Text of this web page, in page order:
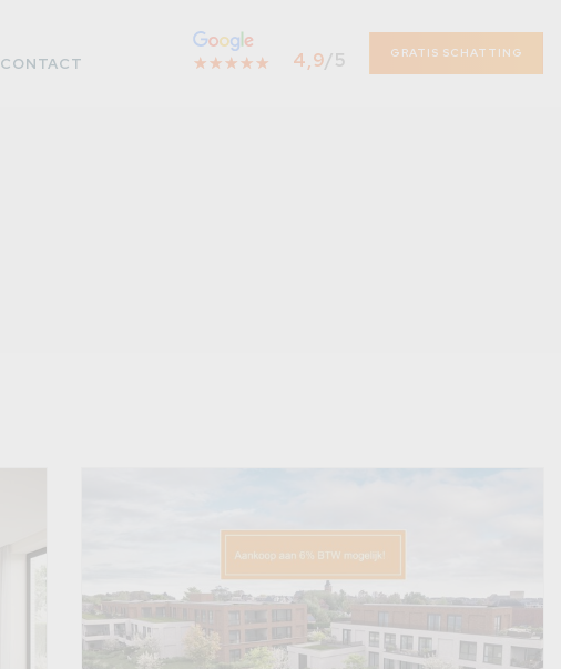
CONTACT ☆☆☆☆☆
★★★★★ 4,9/5 GRATIS SCHATTING